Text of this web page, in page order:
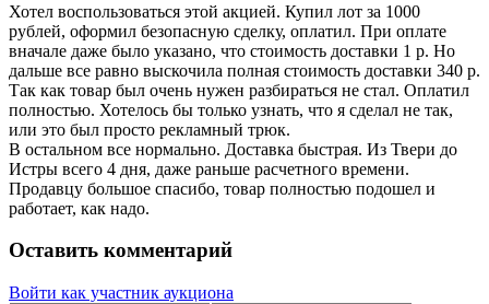
Хотел воспользоваться этой акцией. Купил лот за 1000
рублей, оформил безопасную сделку, оплатил. При оплате
вначале даже было указано, что стоимость доставки 1 р. Но
дальше все равно выскочила полная стоимость доставки 340 р.
Так как товар был очень нужен разбираться не стал. Оплатил
полностью. Хотелось бы только узнать, что я сделал не так,
или это был просто рекламный трюк.
В остальном все нормально. Доставка быстрая. Из Твери до
Истры всего 4 дня, даже раньше расчетного времени.
Продавцу большое спасибо, товар полностью подошел и
работает, как надо.
Оставить комментарий
Войти как участник аукциона